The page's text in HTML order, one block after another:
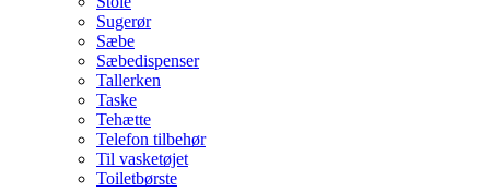
Sugerør
Sæbe
Sæbedispenser
Tallerken
Taske
Tehætte
Telefon tilbehør
Til vasketøjet
Toiletbørste